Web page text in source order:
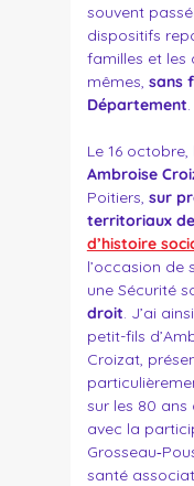
souvent
dispositifs
familles et les
mêmes, sans
Département
Le 16 octobre,
Ambroise
Poitiers, sur
territoriaux
d’histoire
l’occasion de
une Sécurité
droit . J’ai
petit-fils
Croizat,
sur les 80 ans
avec la
santé